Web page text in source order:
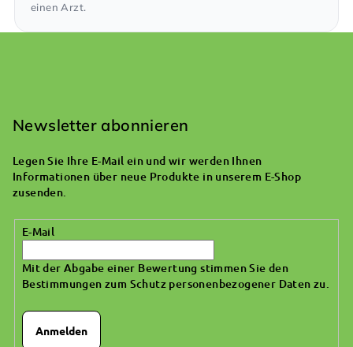
einen Arzt.
Newsletter abonnieren
Legen Sie Ihre E-Mail ein und wir werden Ihnen
Informationen über neue Produkte in unserem E-Shop
zusenden.
E-Mail
Mit der Abgabe einer Bewertung stimmen Sie den
Bestimmungen zum Schutz personenbezogener Daten zu.
Anmelden